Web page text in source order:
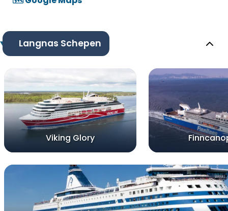
Langnas Schepen
Viking Glory